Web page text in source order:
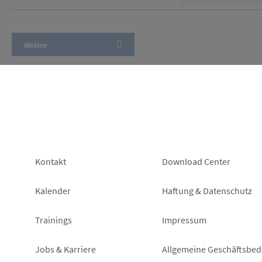
Footer
left
Kontakt
Kalender
Trainings
Jobs & Karriere
Footer
right
Download Center
Haftung & Datenschutz
Impressum
Allgemeine